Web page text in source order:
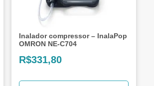
Inalador compressor – InalaPop
OMRON NE-C704
R$331,80